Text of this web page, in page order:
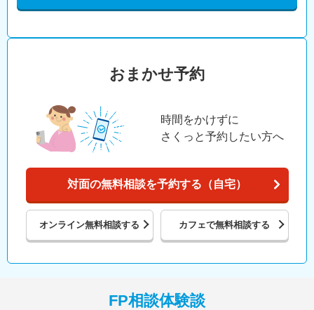
おまかせ予約
時間をかけずに
さくっと予約したい方へ
対面の無料相談を予約する（自宅）
オンライン無料相談する カフェで無料相談する
FP相談体験談